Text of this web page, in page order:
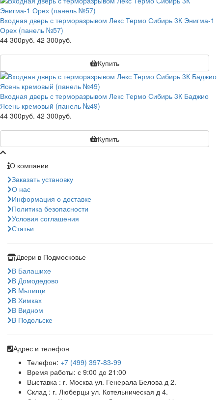
Входная дверь с терморазрывом Лекс Термо Сибирь 3К Энигма-1
Орех (панель №57)
44 300руб. 42 300руб.
Купить
Входная дверь с терморазрывом Лекс Термо Сибирь 3К Баджио
Ясень кремовый (панель №49)
44 300руб. 42 300руб.
Купить
О компании
Заказать установку
О нас
Информация о доставке
Политика безопасности
Условия соглашения
Статьи
Двери в Подмосковье
В Балашихе
В Домодедово
В Мытищи
В Химках
В Видном
В Подольске
Адрес и телефон
Телефон: +7 (499) 397-83-99
Время работы: с 9:00 до 21:00
Выставка : г. Москва ул. Генерала Белова д 2.
Склад : г. Люберцы ул. Котельническая д 4.